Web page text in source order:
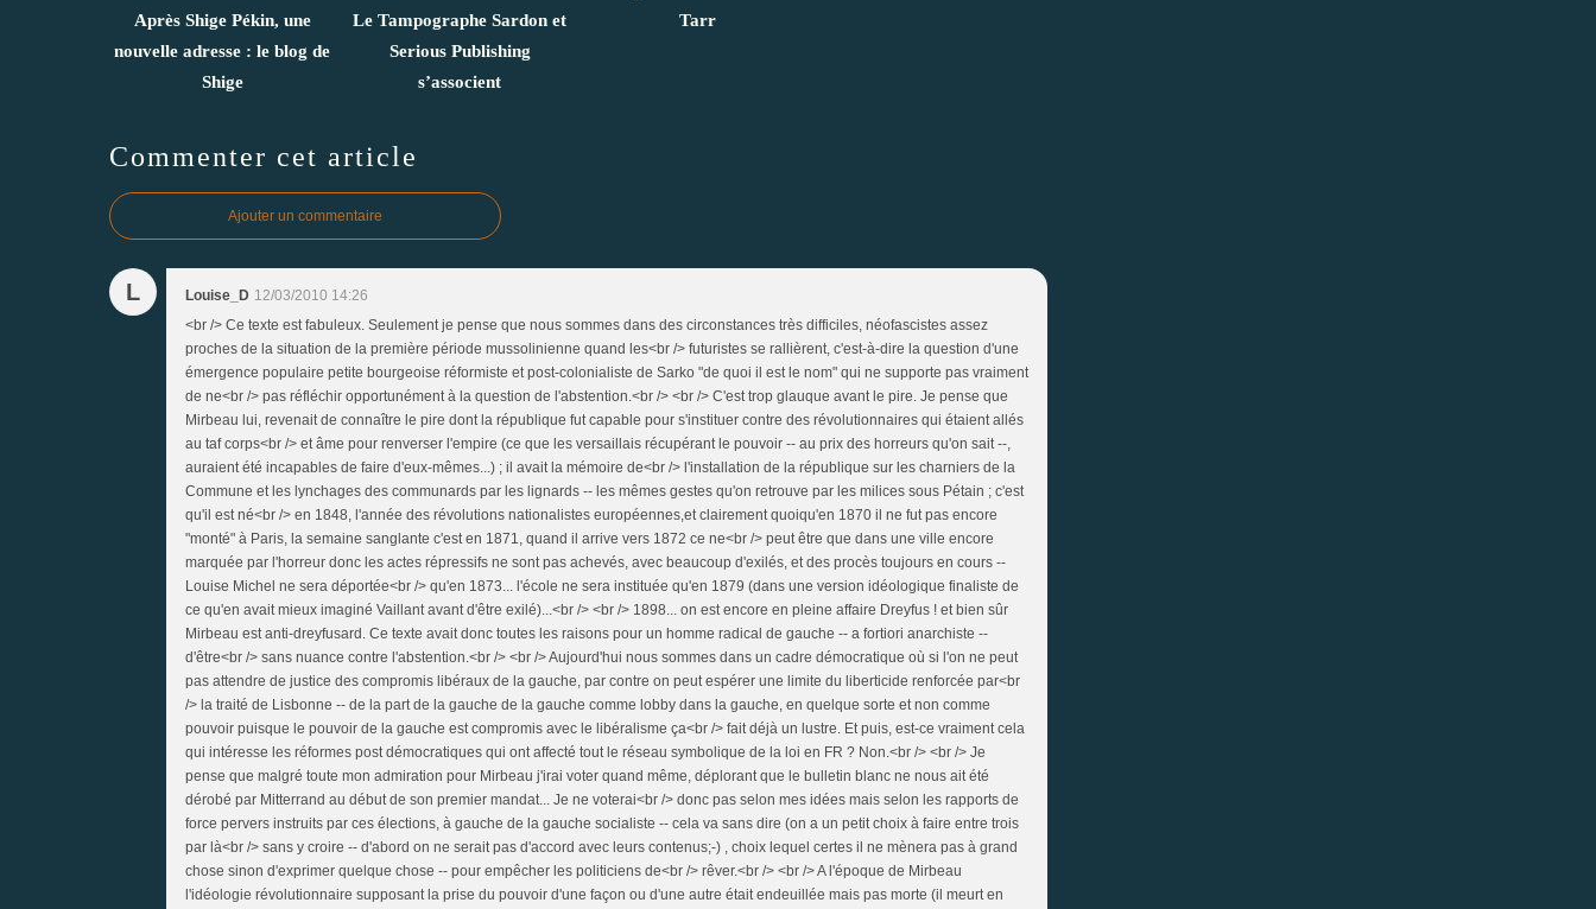
Après Shige Pékin, une
nouvelle adresse : le blog de
Shige
Le Tampographe Sardon et
Serious Publishing
s’associent
Tarr
Commenter cet article
Ajouter un commentaire
L Louise_D 12/03/2010 14:26
<br /> Ce texte est fabuleux. Seulement je pense que nous sommes dans des circonstances très difficiles, néofascistes assez
proches de la situation de la première période mussolinienne quand les<br /> futuristes se rallièrent, c'est-à-dire la question d'une
émergence populaire petite bourgeoise réformiste et post-colonialiste de Sarko "de quoi il est le nom" qui ne supporte pas vraiment
de ne<br /> pas réfléchir opportunément à la question de l'abstention.<br /> <br /> C'est trop glauque avant le pire. Je pense que
Mirbeau lui, revenait de connaître le pire dont la république fut capable pour s'instituer contre des révolutionnaires qui étaient allés
au taf corps<br /> et âme pour renverser l'empire (ce que les versaillais récupérant le pouvoir -- au prix des horreurs qu'on sait --,
auraient été incapables de faire d'eux-mêmes...) ; il avait la mémoire de<br /> l'installation de la république sur les charniers de la
Commune et les lynchages des communards par les lignards -- les mêmes gestes qu'on retrouve par les milices sous Pétain ; c'est
qu'il est né<br /> en 1848, l'année des révolutions nationalistes européennes,et clairement quoiqu'en 1870 il ne fut pas encore
"monté" à Paris, la semaine sanglante c'est en 1871, quand il arrive vers 1872 ce ne<br /> peut être que dans une ville encore
marquée par l'horreur donc les actes répressifs ne sont pas achevés, avec beaucoup d'exilés, et des procès toujours en cours --
Louise Michel ne sera déportée<br /> qu'en 1873... l'école ne sera instituée qu'en 1879 (dans une version idéologique finaliste de
ce qu'en avait mieux imaginé Vaillant avant d'être exilé)...<br /> <br /> 1898... on est encore en pleine affaire Dreyfus ! et bien sûr
Mirbeau est anti-dreyfusard. Ce texte avait donc toutes les raisons pour un homme radical de gauche -- a fortiori anarchiste --
d'être<br /> sans nuance contre l'abstention.<br /> <br /> Aujourd'hui nous sommes dans un cadre démocratique où si l'on ne peut
pas attendre de justice des compromis libéraux de la gauche, par contre on peut espérer une limite du liberticide renforcée par<br
/> la traité de Lisbonne -- de la part de la gauche de la gauche comme lobby dans la gauche, en quelque sorte et non comme
pouvoir puisque le pouvoir de la gauche est compromis avec le libéralisme ça<br /> fait déjà un lustre. Et puis, est-ce vraiment cela
qui intéresse les réformes post démocratiques qui ont affecté tout le réseau symbolique de la loi en FR ? Non.<br /> <br /> Je
pense que malgré toute mon admiration pour Mirbeau j'irai voter quand même, déplorant que le bulletin blanc ne nous ait été
dérobé par Mitterrand au début de son premier mandat... Je ne voterai<br /> donc pas selon mes idées mais selon les rapports de
force pervers instruits par ces élections, à gauche de la gauche socialiste -- cela va sans dire (on a un petit choix à faire entre trois
par là<br /> sans y croire -- d'abord on ne serait pas d'accord avec leurs contenus;-) , choix lequel certes il ne mènera pas à grand
chose sinon d'exprimer quelque chose -- pour empêcher les politiciens de<br /> rêver.<br /> <br /> A l'époque de Mirbeau
l'idéologie révolutionnaire supposant la prise du pouvoir d'une façon ou d'une autre était endeuillée mais pas morte (il meurt en